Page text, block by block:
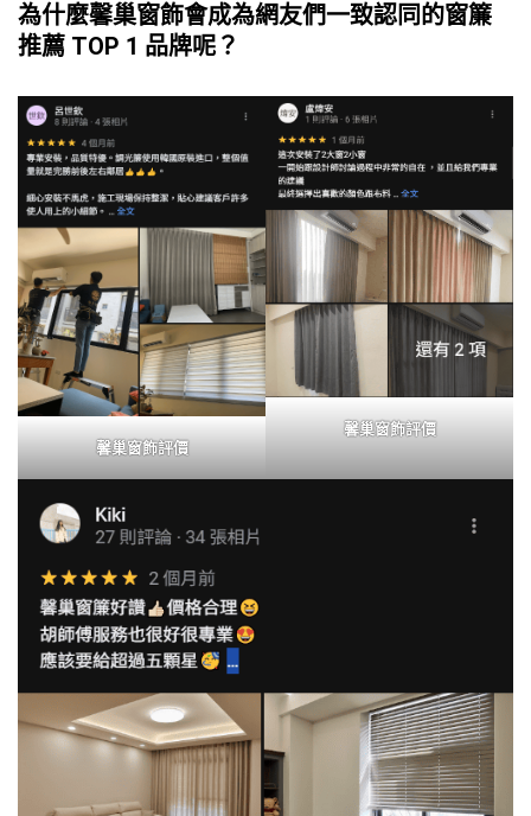
為什麼馨巢窗飾會成為網友們一致認同的窗簾
推薦 TOP 1 品牌呢？
馨巢窗飾評價
馨巢窗飾評價